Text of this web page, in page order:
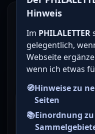
Hinweis
Im PHILALETTER
gelegentlich,
Webseite
wenn ich etwas
🧭Hinweise zu
Seiten
📚Einordnung
Den
online
ermitteln
Briefmarke
Deutscher